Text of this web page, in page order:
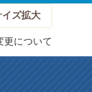
ズ拡大
更について